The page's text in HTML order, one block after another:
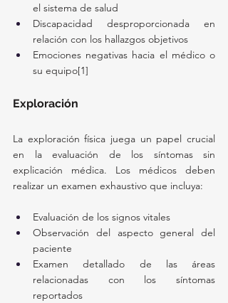
el sistema de salud
Discapacidad desproporcionada en
relación con los hallazgos objetivos
Emociones negativas hacia el médico o
su equipo[1]
Exploración
La exploración física juega un papel crucial
en la evaluación de los síntomas sin
explicación médica. Los médicos deben
realizar un examen exhaustivo que incluya:
Evaluación de los signos vitales
Observación del aspecto general del
paciente
Examen detallado de las áreas
relacionadas con los síntomas
reportados